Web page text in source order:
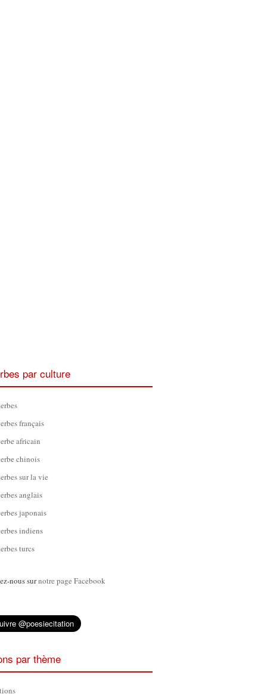
par culture
français
africain
chinois
sur la vie
anglais
japonais
indiens
turcs
nous surnotre page Facebook
par thème